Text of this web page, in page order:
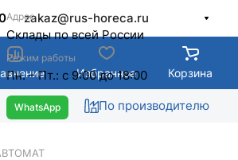
zakaz@rus-horeca.ru
Адрес
Cклады по всей России
Режим работы
Пн. – Пт.: с 9:00 до 18:00
Избранное Корзина
По производителю